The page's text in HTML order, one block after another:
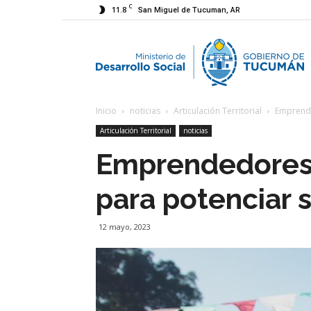
11.8 C San Miguel de Tucuman, AR
Inicio noticias Articulación Territorial
Articulación Territorial noticias
para potenciar
12 mayo, 2023